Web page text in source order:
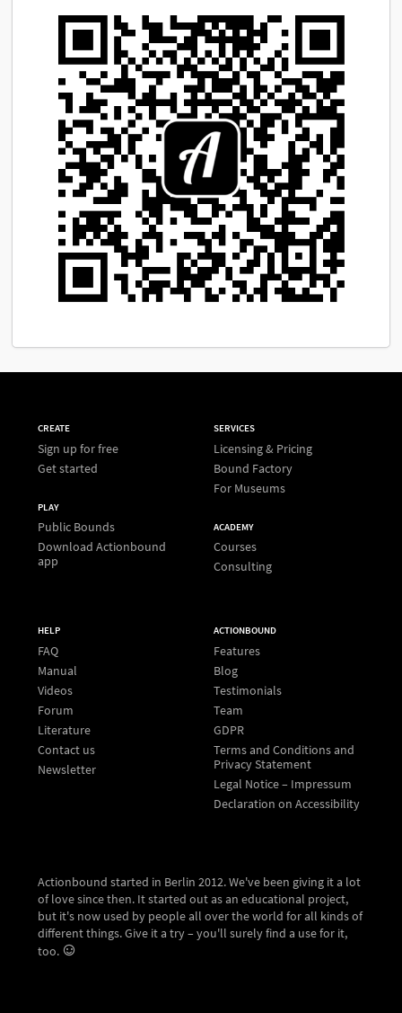
CREATE
Sign up for free
Get started
PLAY
Public Bounds
Download Actionbound
app
SERVICES
Licensing & Pricing
Bound Factory
For Museums
ACADEMY
Courses
Consulting
HELP
FAQ
Manual
Videos
Forum
Literature
Contact us
Newsletter
ACTIONBOUND
Features
Blog
Testimonials
Team
GDPR
Terms and Conditions and
Privacy Statement
Legal Notice – Impressum
Declaration on Accessibility
Actionbound started in Berlin 2012. We've been giving it a lot
of love since then. It started out as an educational project,
but it's now used by people all over the world for all kinds of
different things. Give it a try – you'll surely find a use for it,
too.